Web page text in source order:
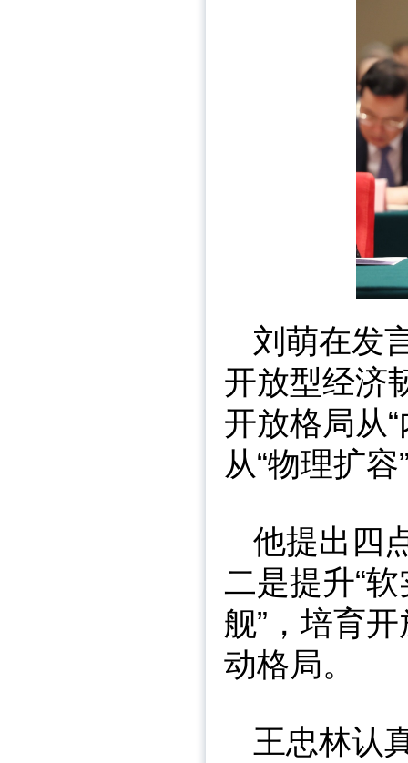
刘萌在发
开放型经济
开放格局从
从“物理扩
他提出四
二是提升“
舰”，培育
动格局。
王忠林认